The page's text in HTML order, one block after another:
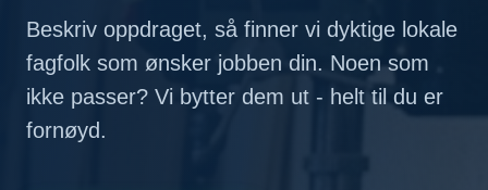
Beskriv oppdraget, så finner vi dyktige lokale
fagfolk som ønsker jobben din. Noen som
ikke passer? Vi bytter dem ut - helt til du er
fornøyd.